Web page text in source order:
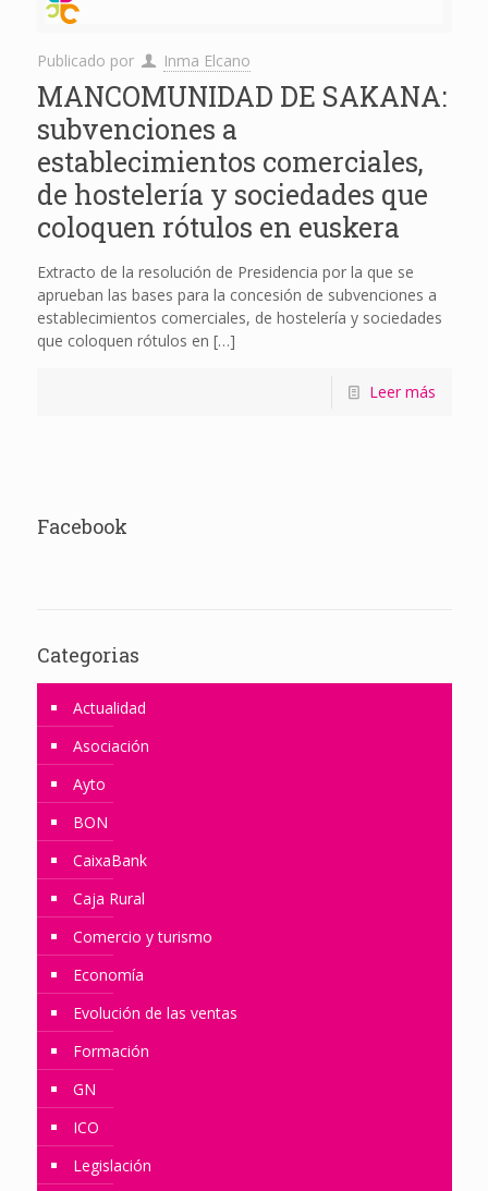
Publicado por Inma Elcano
MANCOMUNIDAD DE SAKANA:
subvenciones a
establecimientos comerciales,
de hostelería y sociedades que
coloquen rótulos en euskera
Extracto de la resolución de Presidencia por la que se
aprueban las bases para la concesión de subvenciones a
establecimientos comerciales, de hostelería y sociedades
que coloquen rótulos en […]
Leer más
Facebook
Categorias
Actualidad
Asociación
Ayto
BON
CaixaBank
Caja Rural
Comercio y turismo
Economía
Evolución de las ventas
Formación
GN
ICO
Legislación